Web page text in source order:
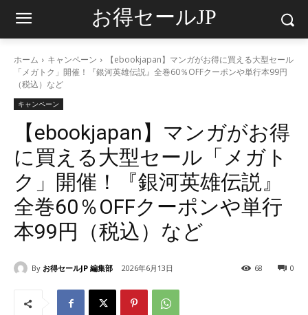
お得セールJP
ホーム キャンペーン
【ebookjapan】マンガがお得に買える大型セール
「メガトク」開催！『銀河英雄伝説』全巻60％OFFクーポンや単行本99円
（税込）など
キャンペーン
【ebookjapan】マンガがお得
に買える大型セール「メガト
ク」開催！『銀河英雄伝説』
全巻60％OFFクーポンや単行
本99円（税込）など
By お得セールJP 編集部 2026年6月13日 0
68